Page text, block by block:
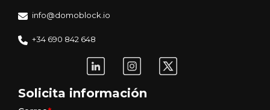
info@domoblock.io
+34 690 842 648
Solicita información